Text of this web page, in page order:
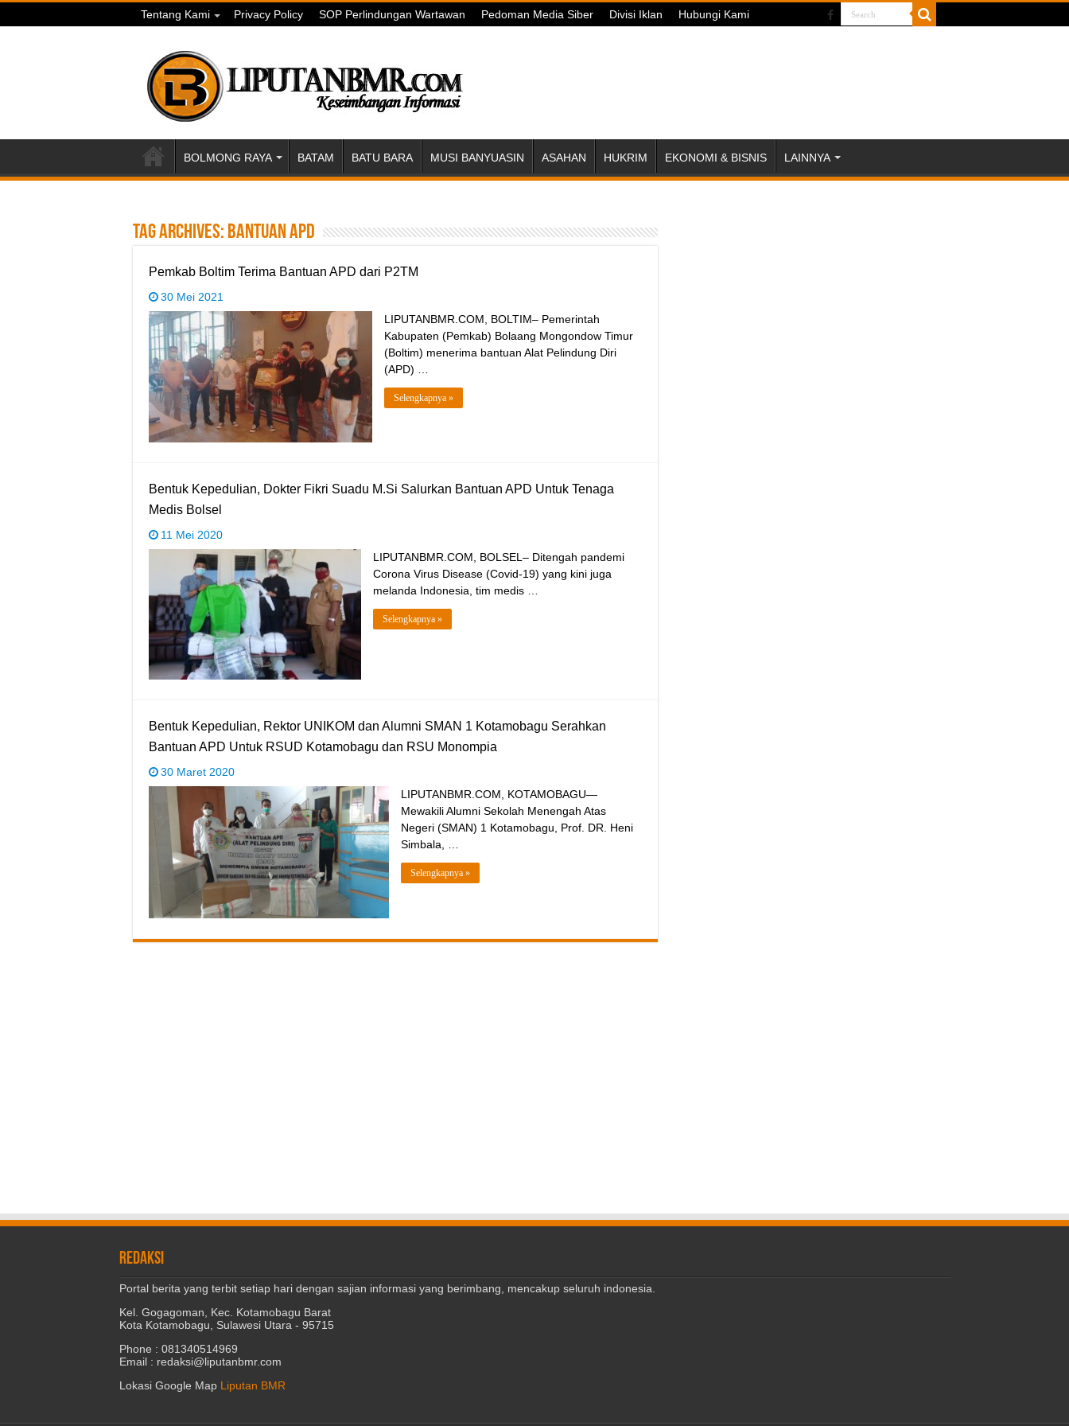
Tentang Kami Privacy Policy SOP Perlindungan Wartawan Pedoman Media Siber Divisi Iklan Hubungi Kami
BOLMONG RAYA BATAM BATU BARA MUSI BANYUASIN ASAHAN HUKRIM EKONOMI & BISNIS LAINNYA
Tag Archives: Bantuan APD
Pemkab Boltim Terima Bantuan APD dari P2TM
30 Mei 2021
LIPUTANBMR.COM, BOLTIM– Pemerintah
Kabupaten (Pemkab) Bolaang Mongondow Timur
(Boltim) menerima bantuan Alat Pelindung Diri
(APD) …
Selengkapnya »
Bentuk Kepedulian, Dokter Fikri Suadu M.Si Salurkan Bantuan APD Untuk Tenaga
Medis Bolsel
11 Mei 2020
LIPUTANBMR.COM, BOLSEL– Ditengah pandemi
Corona Virus Disease (Covid-19) yang kini juga
melanda Indonesia, tim medis …
Selengkapnya »
Bentuk Kepedulian, Rektor UNIKOM dan Alumni SMAN 1 Kotamobagu Serahkan
Bantuan APD Untuk RSUD Kotamobagu dan RSU Monompia
30 Maret 2020
LIPUTANBMR.COM, KOTAMOBAGU—
Mewakili Alumni Sekolah Menengah Atas
Negeri (SMAN) 1 Kotamobagu, Prof. DR. Heni
Simbala, …
Selengkapnya »
REDAKSI
Portal berita yang terbit setiap hari dengan sajian informasi yang berimbang, mencakup seluruh indonesia.
Kel. Gogagoman, Kec. Kotamobagu Barat
Kota Kotamobagu, Sulawesi Utara - 95715
Phone : 081340514969
Email : redaksi@liputanbmr.com
Lokasi Google Map Liputan BMR